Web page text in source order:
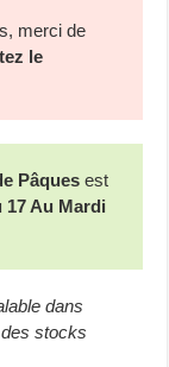
merci de
le
Pâques est
17 Au Mardi
dans
stocks